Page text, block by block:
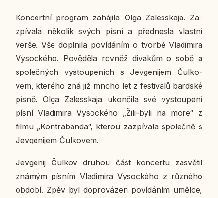
Kon­cert­ní pro­gram za­há­ji­la Olga Za­less­ka­ja. Za­
zpí­va­la ně­ko­lik svých písní a před­nes­la vlast­ní
verše. Vše do­pl­ni­la po­ví­dá­ním o tvorbě Vla­di­mi­ra
Vy­soc­ké­ho. Po­vě­dě­la rovněž di­vá­kům o sobě a
spo­leč­ných vy­stou­pe­ních s Je­v­ge­ni­jem Čul­ko­
vem, kte­ré­ho zná již mnoho let z fes­ti­va­lů bard­ské
písně. Olga Za­less­ka­ja ukon­či­la své vy­stou­pe­ní
písní Vla­di­mi­ra Vy­soc­ké­ho „Žili-byli na more“ z
filmu „Kon­tra­ban­da“, kterou za­zpí­va­la spo­leč­ně s
Je­v­ge­ni­jem Čul­ko­vem.
Je­v­ge­nij Čulkov druhou část kon­cer­tu za­svě­til
známým písním Vla­di­mi­ra Vy­soc­ké­ho z růz­né­ho
období. Zpěv byl do­pro­vá­zen po­ví­dá­ním umělce,